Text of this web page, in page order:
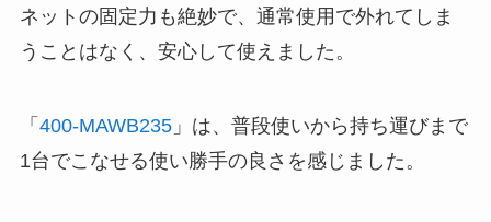
ネットの固定力も絶妙で、通常使用で外れてしま
うことはなく、安心して使えました。
「 400-MAWB235」は、普段使いから持ち運びまで
1台でこなせる使い勝手の良さを感じました。